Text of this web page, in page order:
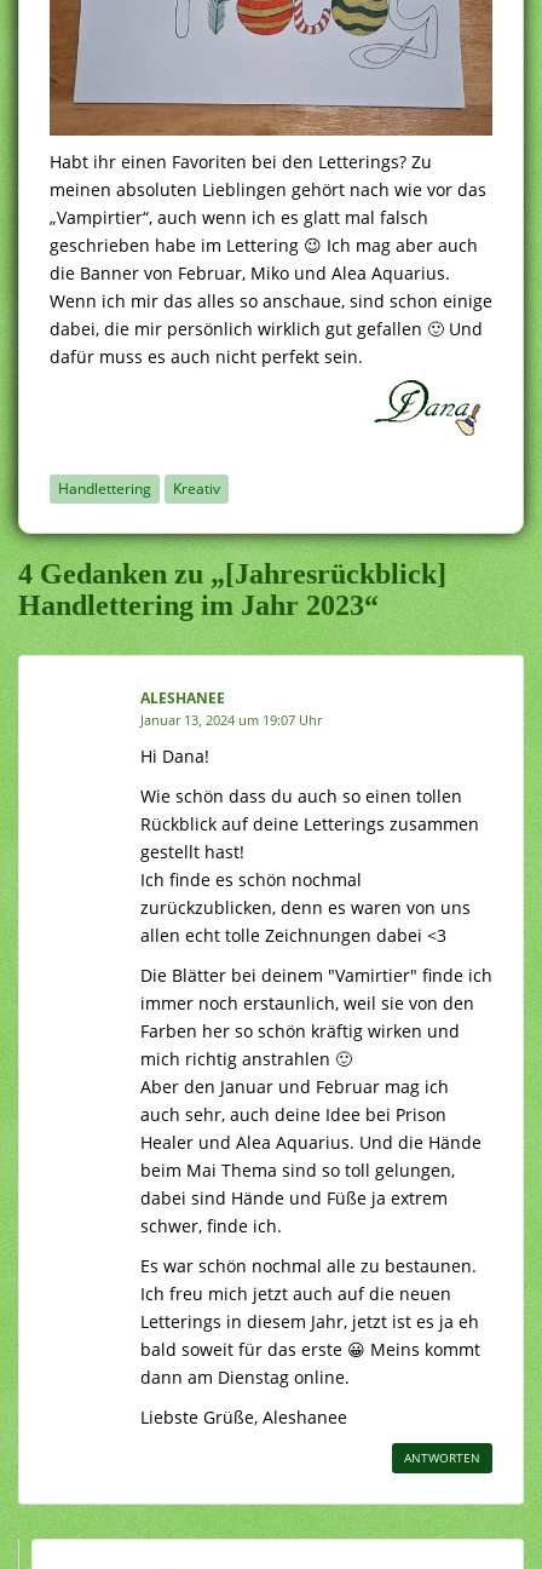
Habt ihr einen Favoriten bei den Letterings? Zu
meinen absoluten Lieblingen gehört nach wie vor das
„Vampirtier“, auch wenn ich es glatt mal falsch
geschrieben habe im Lettering 😉 Ich mag aber auch
die Banner von Februar, Miko und Alea Aquarius.
Wenn ich mir das alles so anschaue, sind schon einige
dabei, die mir persönlich wirklich gut gefallen 🙂 Und
dafür muss es auch nicht perfekt sein.
Handlettering Kreativ
4 Gedanken zu „[Jahresrückblick]
Handlettering im Jahr 2023“
ALESHANEE
Januar 13, 2024 um 19:07 Uhr
Hi Dana!
Wie schön dass du auch so einen tollen
Rückblick auf deine Letterings zusammen
gestellt hast!
Ich finde es schön nochmal
zurückzublicken, denn es waren von uns
allen echt tolle Zeichnungen dabei <3
Die Blätter bei deinem "Vamirtier" finde ich
immer noch erstaunlich, weil sie von den
Farben her so schön kräftig wirken und
mich richtig anstrahlen 🙂
Aber den Januar und Februar mag ich
auch sehr, auch deine Idee bei Prison
Healer und Alea Aquarius. Und die Hände
beim Mai Thema sind so toll gelungen,
dabei sind Hände und Füße ja extrem
schwer, finde ich.
Es war schön nochmal alle zu bestaunen.
Ich freu mich jetzt auch auf die neuen
Letterings in diesem Jahr, jetzt ist es ja eh
bald soweit für das erste 😀 Meins kommt
dann am Dienstag online.
Liebste Grüße, Aleshanee
ANTWORTEN